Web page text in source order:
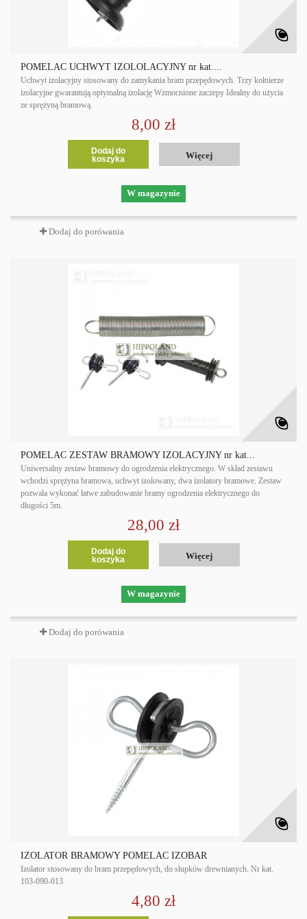
POMELAC UCHWYT IZOLOLACYJNY nr kat....
Uchwyt izolacyjny stosowany do zamykania bram przepędowych. Trzy kołnierze
izolacyjne gwarantują optymalną izolację Wzmocnione zaczepy Idealny do użycia
ze sprężyną bramową.
8,00 zł
Dodaj do
koszyka
Więcej
W magazynie
Dodaj do porówania
POMELAC ZESTAW BRAMOWY IZOLACYJNY nr kat...
Uniwersalny zestaw bramowy do ogrodzenia elektrycznego. W skład zestawu
wchodzi sprężyna bramowa, uchwyt izolowany, dwa izolatory bramowe. Zestaw
pozwala wykonać łatwe zabudowanie bramy ogrodzenia elektrycznego do
długości 5m.
28,00 zł
Dodaj do
koszyka
Więcej
W magazynie
Dodaj do porówania
IZOLATOR BRAMOWY POMELAC IZOBAR
Izolator stosowany do bram przepędowych, do słupków drewnianych. Nr kat.
103-090-013
4,80 zł